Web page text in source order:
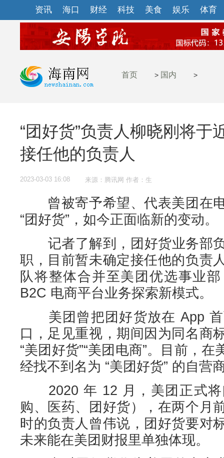
资讯 海口 财经 科技 美食 娱乐 体育
首页 > 国内 >
“团好货”负责人柳晓刚将于
接任他的负责人
2023-03-03 16:08 来源：腾讯网 作者：生
曾被寄予希望、代表美团在
“团好货”，如今正面临新的变动。
记者了解到，团好货业务部
职，目前暂未确定接任他的负责
队将整体合并至美团优选事业
B2C 电商平台业务探索新模式。
美团曾把团好货放在 App 首
口，足见重视，期间因为同名商
“美团好货”“美团电商”。目前，
经找不到名为 “美团好货” 的自营
2020 年 12 月，美团正式将
购、医药、团好货），在两个月
时的负责人曾伟说，团好货要对
未来能在美团财报里单独体现。